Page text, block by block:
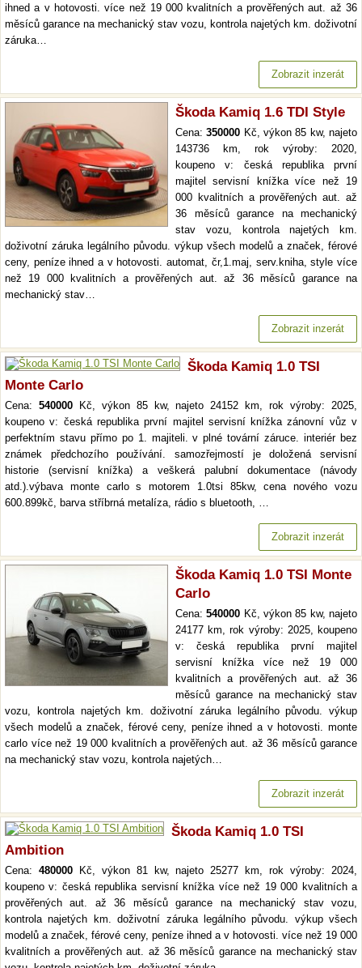
ihned a v hotovosti. více než 19 000 kvalitních a prověřených aut. až 36
měsíců garance na mechanický stav vozu, kontrola najetých km. doživotní
záruka…
Zobrazit inzerát
Škoda Kamiq 1.6 TDI Style
Cena:350000 Kč, výkon 85 kw, najeto
143736 km, rok výroby: 2020,
koupeno v: česká republika první
majitel servisní knížka více než 19
000 kvalitních a prověřených aut. až
36 měsíců garance na mechanický
stav vozu, kontrola najetých km.
doživotní záruka legálního původu. výkup všech modelů a značek, férové
ceny, peníze ihned a v hotovosti. automat, čr,1.maj, serv.kniha, style více
než 19 000 kvalitních a prověřených aut. až 36 měsíců garance na
mechanický stav…
Zobrazit inzerát
Škoda Kamiq 1.0 TSI
Monte Carlo
Cena: 540000Kč, výkon 85 kw, najeto 24152 km, rok výroby: 2025,
koupeno v: česká republika první majitel servisní knížka zánovní vůz v
perfektním stavu přímo po 1. majiteli. v plné tovární záruce. interiér bez
známek předchozího používání. samozřejmostí je doložená servisní
historie (servisní knížka) a veškerá palubní dokumentace (návody
atd.).výbava monte carlo s motorem 1.0tsi 85kw, cena nového vozu
600.899kč, barva stříbrná metalíza, rádio s bluetooth, …
Zobrazit inzerát
Škoda Kamiq 1.0 TSI Monte
Carlo
Cena:540000 Kč, výkon 85 kw, najeto
24177 km, rok výroby: 2025, koupeno
v: česká republika první majitel
servisní knížka více než 19 000
kvalitních a prověřených aut. až 36
měsíců garance na mechanický stav
vozu, kontrola najetých km. doživotní záruka legálního původu. výkup
všech modelů a značek, férové ceny, peníze ihned a v hotovosti. monte
carlo více než 19 000 kvalitních a prověřených aut. až 36 měsíců garance
na mechanický stav vozu, kontrola najetých…
Zobrazit inzerát
Škoda Kamiq 1.0 TSI
Ambition
Cena: 480000Kč, výkon 81 kw, najeto 25277 km, rok výroby: 2024,
koupeno v: česká republika servisní knížka více než 19 000 kvalitních a
prověřených aut. až 36 měsíců garance na mechanický stav vozu,
kontrola najetých km. doživotní záruka legálního původu. výkup všech
modelů a značek, férové ceny, peníze ihned a v hotovosti. více než 19 000
kvalitních a prověřených aut. až 36 měsíců garance na mechanický stav